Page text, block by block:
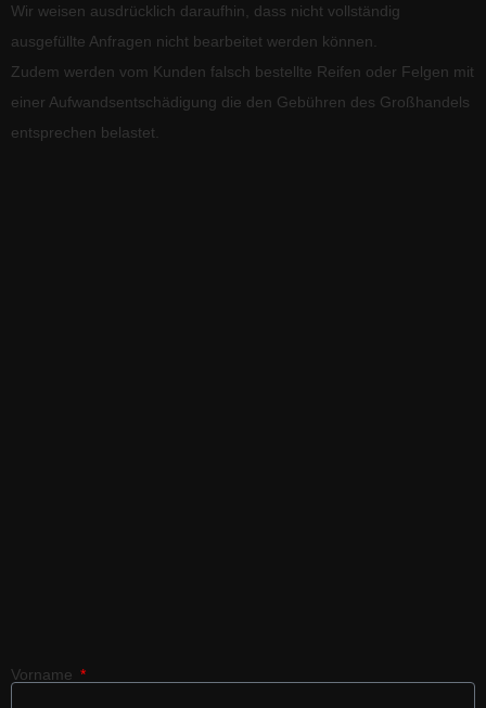
Wir weisen ausdrücklich daraufhin, dass nicht vollständig
ausgefüllte Anfragen nicht bearbeitet werden können.
Zudem werden vom Kunden falsch bestellte Reifen oder Felgen mit
einer Aufwandsentschädigung die den Gebühren des Großhandels
entsprechen belastet.
Vorname